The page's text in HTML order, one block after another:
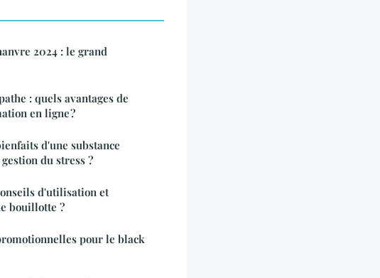
2024 : le grand
: quels avantages de
en ligne ?
d'une substance
du stress ?
d'utilisation et
bouillotte ?
pour le black